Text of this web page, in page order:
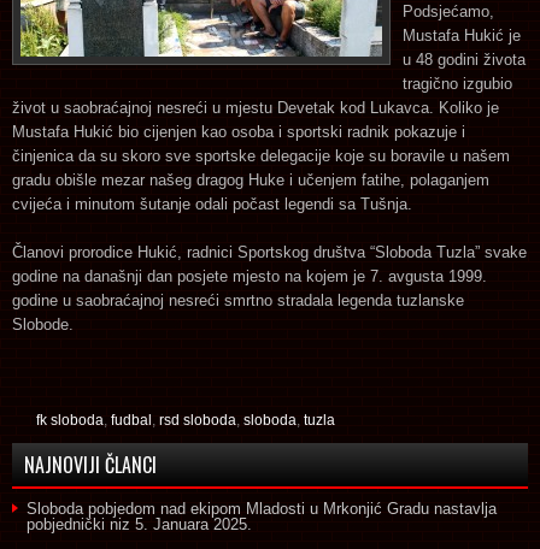
Podsjećamo,
Mustafa Hukić je
u 48 godini života
tragično izgubio
život u saobraćajnoj nesreći u mjestu Devetak kod Lukavca. Koliko je
Mustafa Hukić bio cijenjen kao osoba i sportski radnik pokazuje i
činjenica da su skoro sve sportske delegacije koje su boravile u našem
gradu obišle mezar našeg dragog Huke i učenjem fatihe, polaganjem
cvijeća i minutom šutanje odali počast legendi sa Tušnja.
Članovi prorodice Hukić, radnici Sportskog društva “Sloboda Tuzla” svake
godine na današnji dan posjete mjesto na kojem je 7. avgusta 1999.
godine u saobraćajnoj nesreći smrtno stradala legenda tuzlanske
Slobode.
fk sloboda fudbal rsd sloboda sloboda tuzla
NAJNOVIJI ČLANCI
Sloboda pobjedom nad ekipom Mladosti u Mrkonjić Gradu nastavlja
pobjednički niz 5. Januara 2025.